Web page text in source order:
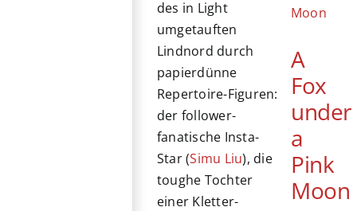
des in Light
umgetauften
Lindnord durch
papierdünne
Repertoire-Figuren:
der follower-
fanatische Insta-
Star (Simu Liu), die
toughe Tochter
einer Kletter-
A
Fox
under
a
Pink
Moon